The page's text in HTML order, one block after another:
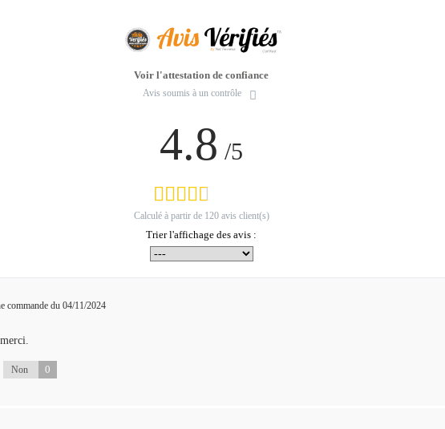
Voir l'attestation de confiance
Avis soumis à un contrôle
4.8 /5
Calculé à partir de 120avis client(s)
Trier l'affichage des avis :
commande du 04/11/2024
Non 0